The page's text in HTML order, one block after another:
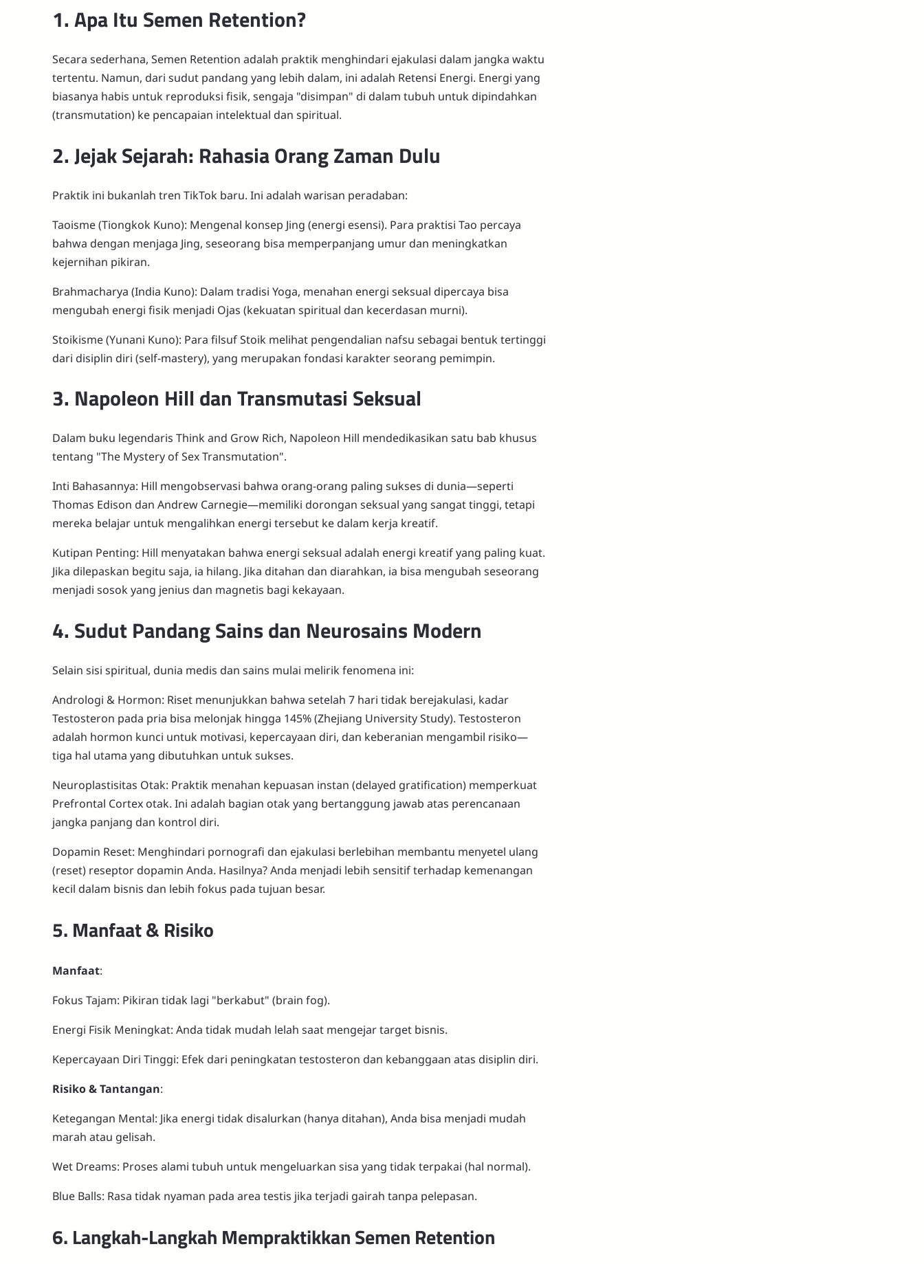
1. Apa Itu Semen Retention?
Secara sederhana, Semen Retention adalah praktik menghindari ejakulasi dalam jangka waktu
tertentu. Namun, dari sudut pandang yang lebih dalam, ini adalah Retensi Energi. Energi yang
biasanya habis untuk reproduksi fisik, sengaja "disimpan" di dalam tubuh untuk dipindahkan
(transmutation) ke pencapaian intelektual dan spiritual.
2. Jejak Sejarah: Rahasia Orang Zaman Dulu
Praktik ini bukanlah tren TikTok baru. Ini adalah warisan peradaban:
Taoisme (Tiongkok Kuno): Mengenal konsep Jing (energi esensi). Para praktisi Tao percaya
bahwa dengan menjaga Jing, seseorang bisa memperpanjang umur dan meningkatkan
kejernihan pikiran.
Brahmacharya (India Kuno): Dalam tradisi Yoga, menahan energi seksual dipercaya bisa
mengubah energi fisik menjadi Ojas (kekuatan spiritual dan kecerdasan murni).
Stoikisme (Yunani Kuno): Para filsuf Stoik melihat pengendalian nafsu sebagai bentuk tertinggi
dari disiplin diri (self-mastery), yang merupakan fondasi karakter seorang pemimpin.
3. Napoleon Hill dan Transmutasi Seksual
Dalam buku legendaris Think and Grow Rich, Napoleon Hill mendedikasikan satu bab khusus
tentang "The Mystery of Sex Transmutation".
Inti Bahasannya: Hill mengobservasi bahwa orang-orang paling sukses di dunia—seperti
Thomas Edison dan Andrew Carnegie—memiliki dorongan seksual yang sangat tinggi, tetapi
mereka belajar untuk mengalihkan energi tersebut ke dalam kerja kreatif.
Kutipan Penting: Hill menyatakan bahwa energi seksual adalah energi kreatif yang paling kuat.
Jika dilepaskan begitu saja, ia hilang. Jika ditahan dan diarahkan, ia bisa mengubah seseorang
menjadi sosok yang jenius dan magnetis bagi kekayaan.
4. Sudut Pandang Sains dan Neurosains Modern
Selain sisi spiritual, dunia medis dan sains mulai melirik fenomena ini:
Andrologi & Hormon: Riset menunjukkan bahwa setelah 7 hari tidak berejakulasi, kadar
Testosteron pada pria bisa melonjak hingga 145% (Zhejiang University Study). Testosteron
adalah hormon kunci untuk motivasi, kepercayaan diri, dan keberanian mengambil risiko—
tiga hal utama yang dibutuhkan untuk sukses.
Neuroplastisitas Otak: Praktik menahan kepuasan instan (delayed gratification) memperkuat
Prefrontal Cortex otak. Ini adalah bagian otak yang bertanggung jawab atas perencanaan
jangka panjang dan kontrol diri.
Dopamin Reset: Menghindari pornografi dan ejakulasi berlebihan membantu menyetel ulang
(reset) reseptor dopamin Anda. Hasilnya? Anda menjadi lebih sensitif terhadap kemenangan
kecil dalam bisnis dan lebih fokus pada tujuan besar.
5. Manfaat & Risiko
Manfaat:
Fokus Tajam: Pikiran tidak lagi "berkabut" (brain fog).
Energi Fisik Meningkat: Anda tidak mudah lelah saat mengejar target bisnis.
Kepercayaan Diri Tinggi: Efek dari peningkatan testosteron dan kebanggaan atas disiplin diri.
Risiko & Tantangan:
Ketegangan Mental: Jika energi tidak disalurkan (hanya ditahan), Anda bisa menjadi mudah
marah atau gelisah.
Wet Dreams: Proses alami tubuh untuk mengeluarkan sisa yang tidak terpakai (hal normal).
Blue Balls: Rasa tidak nyaman pada area testis jika terjadi gairah tanpa pelepasan.
6. Langkah-Langkah Mempraktikkan Semen Retention